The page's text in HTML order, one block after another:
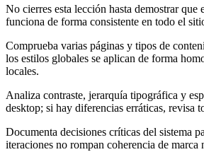
No cierres esta lección hasta demostrar que
funciona de forma consistente en todo el
Comprueba varias páginas y tipos de
los estilos globales se aplican de forma
locales.
Analiza contraste, jerarquía tipográfica y
desktop; si hay diferencias erráticas, revisa
Documenta decisiones críticas del sistema
iteraciones no rompan coherencia de marca